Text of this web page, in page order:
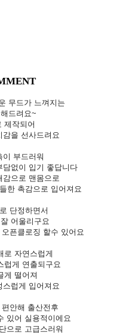
무드가 느껴지는
드려요~
제작되어
을 선사드려요
이 부드러워
없이 입기 좋답니다
으로 맨몸으로
한 촉감으로 입어져요
단정하면서
어울리구요
픈클로징 할수 있어요
로 자연스럽게
럽게 연출되구요
게 떨어져
스럽게 입어져요
안해 출산전후
있어 실용적이에요
으로 고급스러워